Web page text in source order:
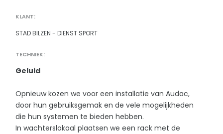
KLANT:
STAD BILZEN - DIENST SPORT
TECHNIEK:
Geluid
Opnieuw kozen we voor een installatie van Audac,
door hun gebruiksgemak en de vele mogelijkheden
die hun systemen te bieden hebben.
In wachterslokaal plaatsen we een rack met de